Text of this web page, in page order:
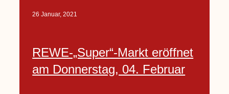
26 Januar, 2021
REWE-„Super“-Markt eröffnet
am Donnerstag, 04. Februar